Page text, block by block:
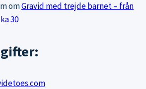
omGravid med trejde barnet – från
30